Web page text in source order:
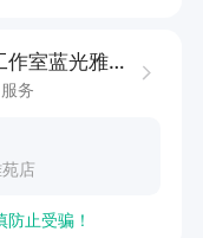
,有服务意识;
优先考虑。
曲靖开发区窈窕美美容工作室蓝光雅苑店
务
店
止受骗！